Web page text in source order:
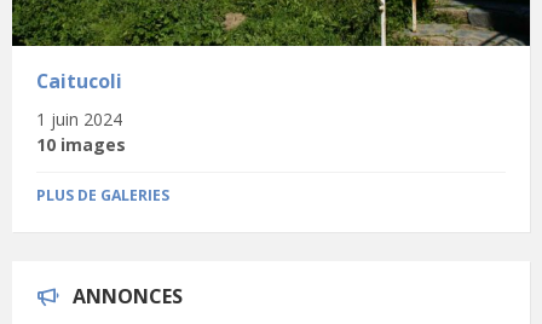
Caitucoli
1 juin 2024
10 images
PLUS DE GALERIES
ANNONCES